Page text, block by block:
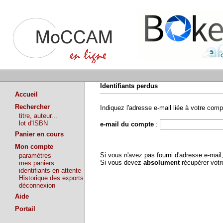
Accueil
Rechercher
titre, auteur...
lot d'ISBN
Panier en cours
Mon compte
paramètres
mes paniers
identifiants en attente
Historique des exports
déconnexion
Aide
Portail
Identifiants perdus
Indiquez l'adresse e-mail liée à votre
e-mail du compte :
Si vous n'avez pas fourni d'adresse e-
Si vous devez absolumentrécupérer